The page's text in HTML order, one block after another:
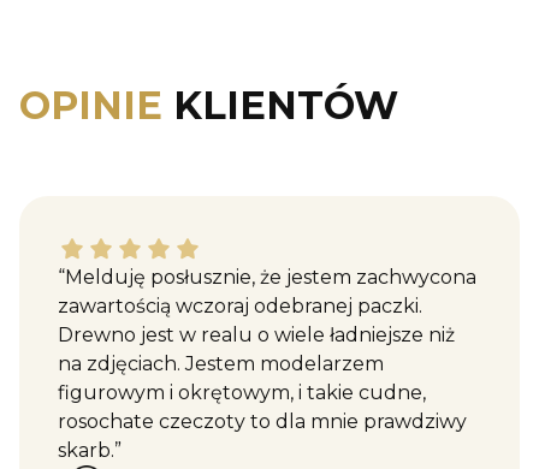
OPINIE KLIENTÓW
Katarzyna M. dał ocenę: 5
“Melduję posłusznie, że jestem zachwycona
zawartością wczoraj odebranej paczki.
Drewno jest w realu o wiele ładniejsze niż
na zdjęciach. Jestem modelarzem
figurowym i okrętowym, i takie cudne,
rosochate czeczoty to dla mnie prawdziwy
skarb.”